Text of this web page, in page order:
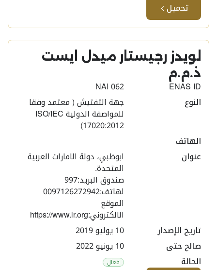
تحميل
لويدز رجيستار ميدل ايست
ذ.م.م​
ENAS ID
NAI 062
النوع
جهة التفتيش ( معتمد وفقا
للمواصفة الدولية ISO/IEC
17020:2012)
الهاتف
عنوان
ابوظبي، دولة الامارات العربية
المتحدة.
صندوق البريد:997
لهاتف:0097126272942
الموقع
الالكتروني:https://www.lr.org
تاريخ الإصدار
صالح حتى
الحالة
فعال